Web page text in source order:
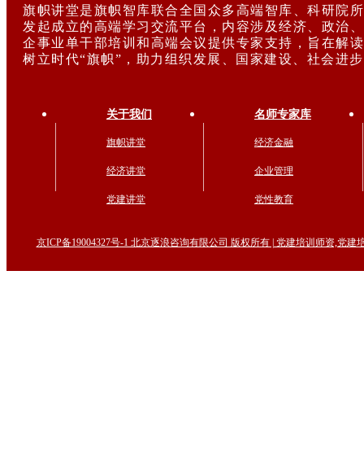
旗帜讲堂是旗帜智库联合全国众多高端智库、科研院
发起成立的高端学习交流平台，内容涉及经济、政治
企事业单干部培训和高端会议提供专家支持，旨在解
树立时代“旗帜”，助力组织发展、国家建设、社会进
关于我们
旗帜讲堂
经济讲堂
党建讲堂
名师专家库
经济金融
企业管理
党性教育
京ICP备19004327号-1 北京逐浪咨询有限公司 版权所有 | 党建培训师资,党